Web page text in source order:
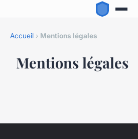
Accueil › Mentions légales
Mentions légales